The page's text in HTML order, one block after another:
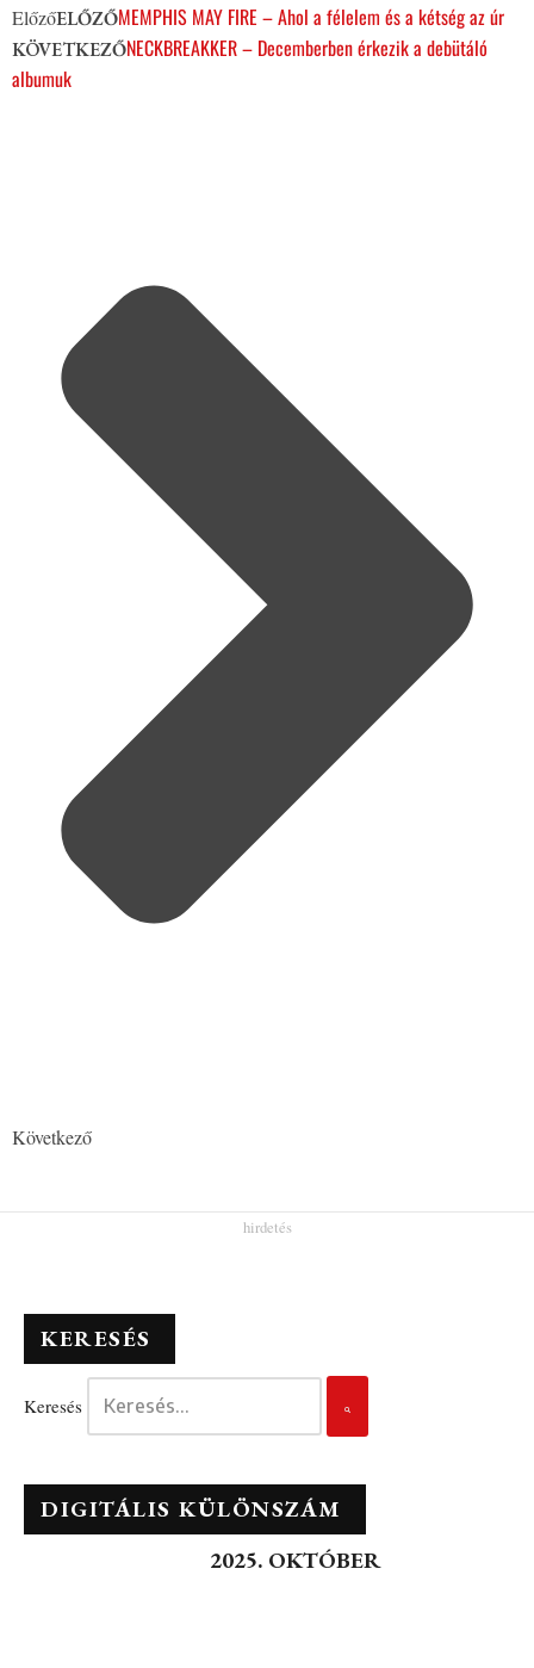
ElőzőELŐZŐMEMPHIS MAY FIRE – Ahol a félelem és a kétség az úr
KÖVETKEZŐNECKBREAKKER – Decemberben érkezik a debütáló
albumuk
Következő
KERESÉS
Keresés
DIGITÁLIS KÜLÖNSZÁM
2025. OKTÓBER